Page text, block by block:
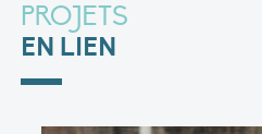
PROJETS
EN LIEN